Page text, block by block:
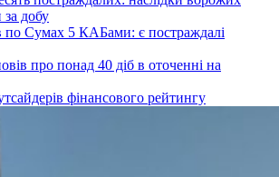
добу
по Сумах 5 КАБами: є постраждалі
про понад 40 діб в оточенні на
фінансового рейтингу